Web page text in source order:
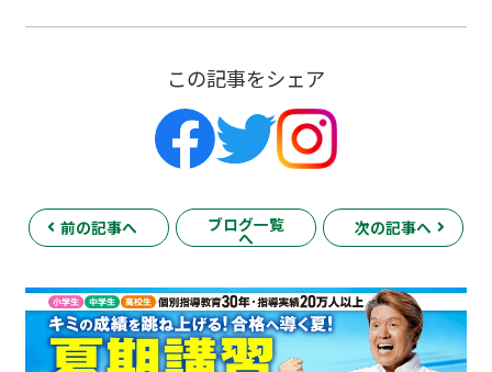
この記事をシェア
前の記事へ ブログ一覧
へ
次の記事へ